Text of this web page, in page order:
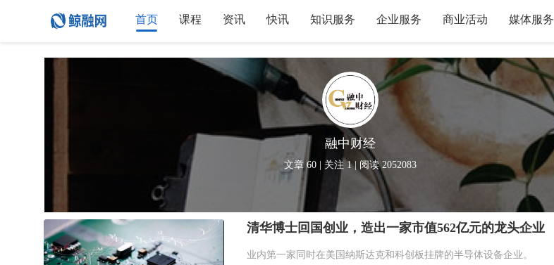
首页 课程 资讯 快讯 知识服务 企业服务 商业活动 媒体服务
融中财经
文章 60 | 关注 1| 阅读 2052083
清华博士回国创业，造出一家市值562亿元的龙头企业
业内第一家同时在美国纳斯达克和科创板挂牌的半导体设备企业。